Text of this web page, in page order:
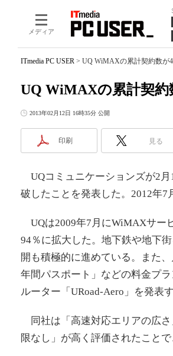
メディア
ITmedia PC USER > UQ WiMAXの累計契約数が
UQ WiMAXの累計契約
2013年02月12日 16時35分 公開
印刷 見る
UQコミュニケーションズが2月
破したことを発表した。2012年7
UQは2009年7月にWiMAXサー
94％に拡大した。地下鉄や地下
開も積極的に進めている。また
年間パスポート」などの料金プ
ルーター「URoad-Aero」を発表
同社は「高速対応エリアの広
限なし」が高く評価されたこと